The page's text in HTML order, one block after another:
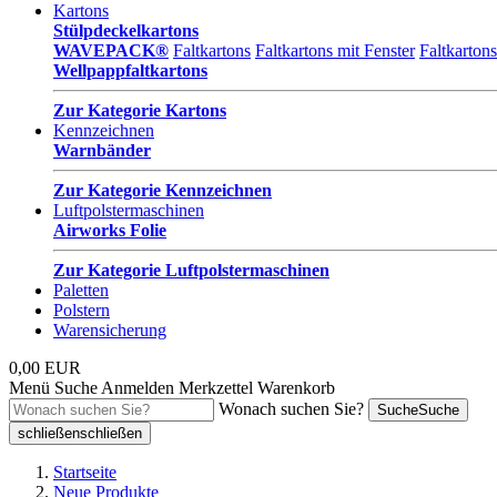
Kartons
Stülpdeckelkartons
WAVEPACK® Faltkartons Faltkartons mit Fenster
Wellpappfaltkartons
Zur Kategorie Kartons
Kennzeichnen
Warnbänder
Zur Kategorie Kennzeichnen
Luftpolstermaschinen
Airworks Folie
Zur Kategorie Luftpolstermaschinen
Paletten
Polstern
Warensicherung
0,00 EUR
Menü Suche Anmelden Merkzettel Warenkorb
Wonach suchen Sie?
SucheSuche
schließenschließen
Startseite
Neue Produkte